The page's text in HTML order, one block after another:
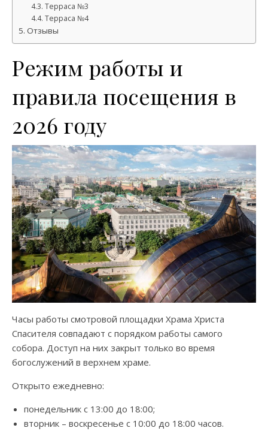
Терраса №3
Терраса №4
Отзывы
Режим работы и
правила посещения в
2026 году
Часы работы смотровой площадки Храма Христа
Спасителя совпадают с порядком работы самого
собора. Доступ на них закрыт только во время
богослужений в верхнем храме.
Открыто ежедневно:
понедельник с 13:00 до 18:00;
вторник – воскресенье с 10:00 до 18:00 часов.